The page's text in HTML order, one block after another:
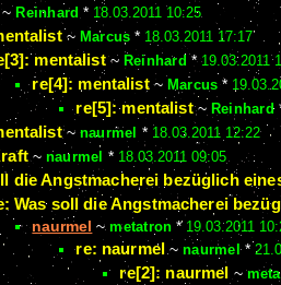
~ Reinhard * 18.03.2011 10:25
~ Marcus * 18.03.2011 17:17
mentalist~ Reinhard * 19.03.2011
re[4]: mentalist~ Marcus *
re[5]: mentalist~ Reinhard
~ naurmel * 18.03.2011 12:22
~ naurmel * 18.03.2011 09:05
die Angstmacherei bezüglich
Was soll die Angstmacherei
naurmel ~metatron * 19.03.2011
re: naurmel ~naurmel *
re[2]: naurmel ~